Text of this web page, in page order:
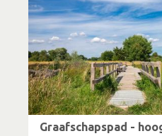
Graafschapspad -